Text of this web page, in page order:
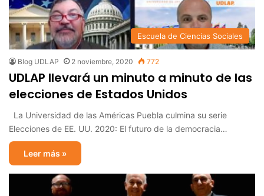
Escuela de Ciencias Sociales
Blog UDLAP 2 noviembre, 2020 772
UDLAP llevará un minuto a minuto de las
elecciones de Estados Unidos
La Universidad de las Américas Puebla culmina su serie
Elecciones de EE. UU. 2020: El futuro de la democracia…
Leer más »